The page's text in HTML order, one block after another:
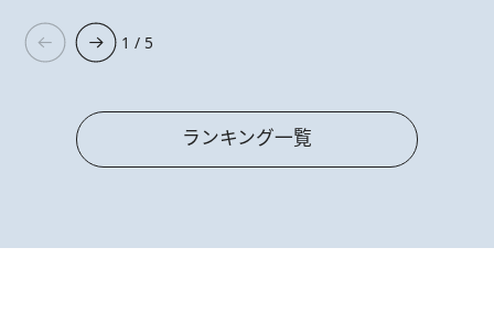
1 / 5
ランキング一覧